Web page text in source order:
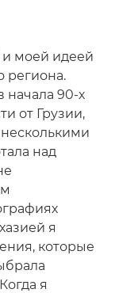
и моей идеей
региона.
начала 90-х
от Грузии,
над
я
которые
я